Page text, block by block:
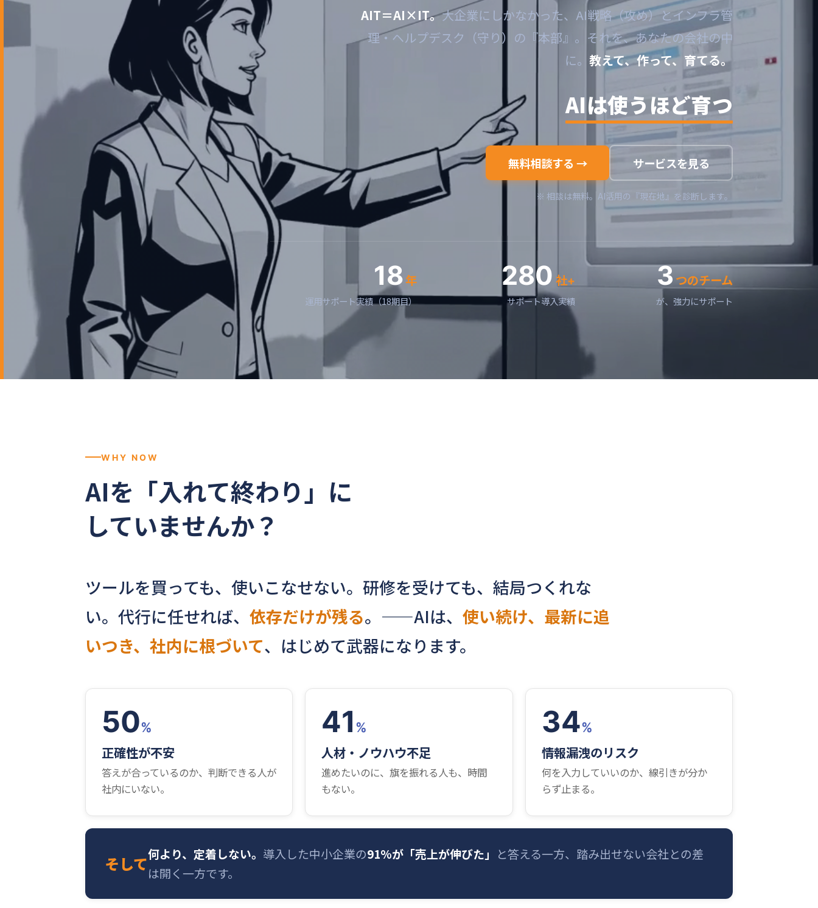
AIT＝AI×IT。大企業にしかなかった、AI戦略（攻め）とインフラ管
理・ヘルプデスク（守り）の『本部』。それを、あなたの会社の中
に。 教えて、作って、育てる。
AIは使うほど育つ
無料相談する → サービスを見る
※ 相談は無料。AI活用の『現在地』を診断します。
18 年
運用サポート実績（18期目）
280 社+
サポート導入実績
3つのチーム
が、強力にサポート
WHY NOW
AIを「入れて終わり」に
していませんか？
ツールを買っても、使いこなせない。研修を受けても、結局つくれな
い。代行に任せれば、 依存だけが残る。——AIは、 使い続け、最新に追
いつき、社内に根づいて、はじめて武器になります。
50%
正確性が不安
答えが合っているのか、判断できる人が
社内にいない。
41 %
人材・ノウハウ不足
進めたいのに、旗を振れる人も、時間
もない。
34%
情報漏洩のリスク
何を入力していいのか、線引きが分か
らず止まる。
そして何より、定着しない。 導入した中小企業の91%が「売上が伸びた」 と答える一方、踏み出せない会社との差
は開く一方です。